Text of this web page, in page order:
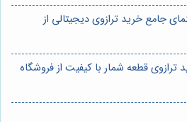
جامع خرید ترازوی دیجیتالی از
ترازوی قطعه شمار با کیفیت از فروشگاه